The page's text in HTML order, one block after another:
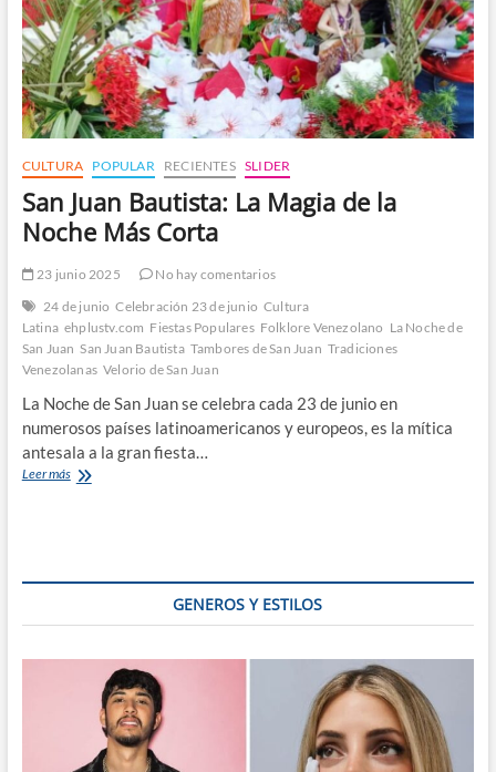
CULTURA POPULAR RECIENTES SLIDER
San Juan Bautista: La Magia de la
Noche Más Corta
23 junio 2025
No hay comentarios
24 de junio Celebración 23 de junio Cultura
Latina ehplustv.com Fiestas Populares Folklore Venezolano La Noche de
San Juan San Juan Bautista Tambores de San Juan Tradiciones
Venezolanas Velorio de San Juan
La Noche de San Juan se celebra cada 23 de junio en
numerosos países latinoamericanos y europeos, es la mítica
antesala a la gran fiesta…
Leer másSan
GENEROS Y ESTILOS